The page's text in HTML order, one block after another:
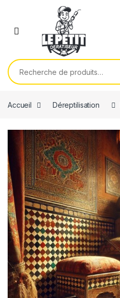
Recherche pour :
Accueil Déreptilisation